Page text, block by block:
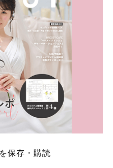
保存・購読